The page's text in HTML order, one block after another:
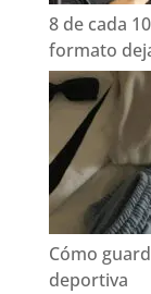
8 de cada
formato
Cómo
deportiva